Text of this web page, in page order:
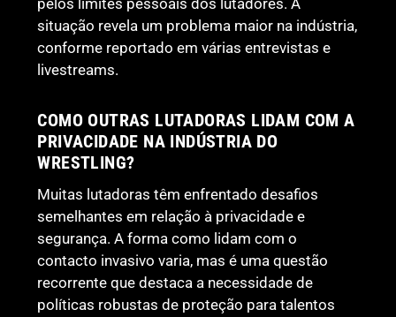
pelos limites pessoais dos lutadores. A
situação revela um problema maior na indústria,
conforme reportado em várias entrevistas e
livestreams.
COMO OUTRAS LUTADORAS LIDAM COM A
PRIVACIDADE NA INDÚSTRIA DO
WRESTLING?
Muitas lutadoras têm enfrentado desafios
semelhantes em relação à privacidade e
segurança. A forma como lidam com o
contacto invasivo varia, mas é uma questão
recorrente que destaca a necessidade de
políticas robustas de proteção para talentos